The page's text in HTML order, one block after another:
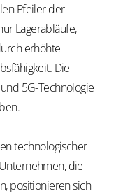
Pfeiler der
Lagerabläufe,
erhöhte
Die
5G-Technologie
technologischer
die
positionieren sich